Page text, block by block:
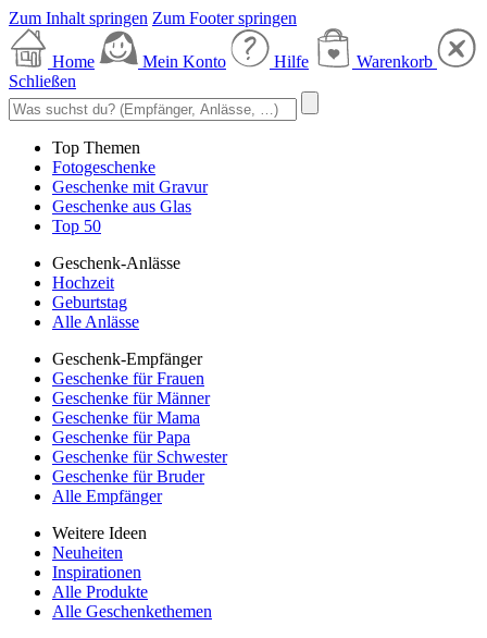
Zum Inhalt springen Zum Footer springen
Home Mein Konto Hilfe
Warenkorb
Schließen
Top Themen
Fotogeschenke
Geschenke mit Gravur
Geschenke aus Glas
Top 50
Geschenk-Anlässe
Hochzeit
Geburtstag
Alle Anlässe
Geschenk-Empfänger
Geschenke für Frauen
Geschenke für Männer
Geschenke für Mama
Geschenke für Papa
Geschenke für Schwester
Geschenke für Bruder
Alle Empfänger
Weitere Ideen
Neuheiten
Inspirationen
Alle Produkte
Alle Geschenkethemen